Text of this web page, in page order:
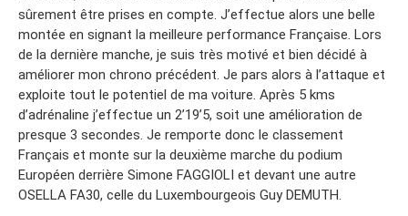
sûrement être prises en compte. J’effectue alors une belle
montée en signant la meilleure performance Française. Lors
de la dernière manche, je suis très motivé et bien décidé à
améliorer mon chrono précédent. Je pars alors à l’attaque et
exploite tout le potentiel de ma voiture. Après 5 kms
d’adrénaline j’effectue un 2’19’5, soit une amélioration de
presque 3 secondes. Je remporte donc le classement
Français et monte sur la deuxième marche du podium
Européen derrière Simone FAGGIOLI et devant une autre
OSELLA FA30, celle du Luxembourgeois Guy DEMUTH.